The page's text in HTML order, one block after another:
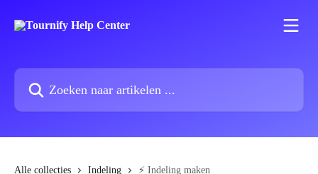
Zoeken naar artikelen ...
Alle collecties Indeling ⚡️ Indeling maken